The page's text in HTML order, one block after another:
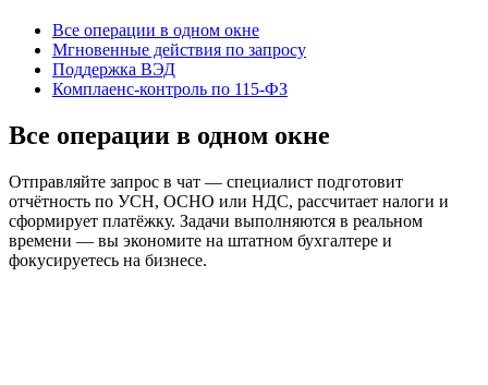
Все операции в одном окне
Мгновенные действия по запросу
Поддержка ВЭД
Комплаенс-контроль по 115-ФЗ
Все операции в одном окне
Отправляйте запрос в чат — специалист подготовит
отчётность по УСН, ОСНО или НДС, рассчитает налоги и
сформирует платёжку. Задачи выполняются в реальном
времени — вы экономите на штатном бухгалтере и
фокусируетесь на бизнесе.